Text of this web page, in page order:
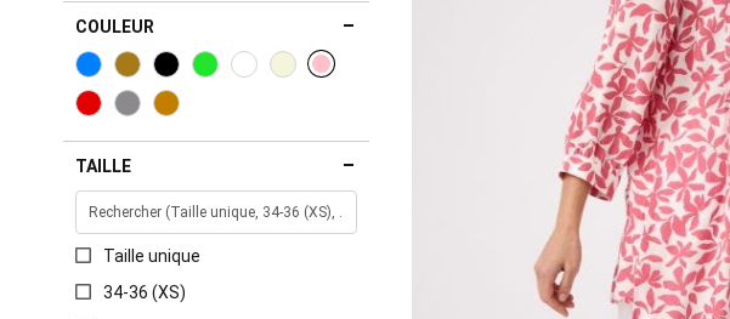
COULEUR
TAILLE
Taille unique
34-36 (XS)